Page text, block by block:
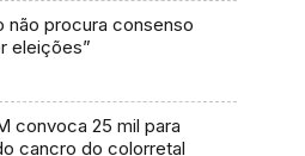
não procura consenso
eleições”
convoca 25 mil para
cancro do colorretal